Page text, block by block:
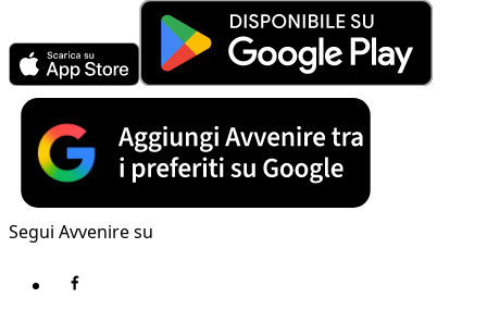
Segui Avvenire su